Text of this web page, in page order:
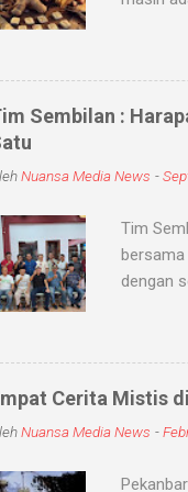
objek
kaum
untuk
khodam
Sembilan :
Nuansa Media News -
Tim
dengan
dengan
jum'at
mereka
Cerita Mistis
Nuansa Media News -